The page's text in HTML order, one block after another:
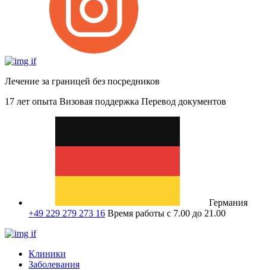
Лечение за границей без посредников
17 лет опыта Визовая поддержка Перевод документов
Германия
+49 229 279 273 16 Время работы с 7.00 до 21.00
Клиники
Заболевания